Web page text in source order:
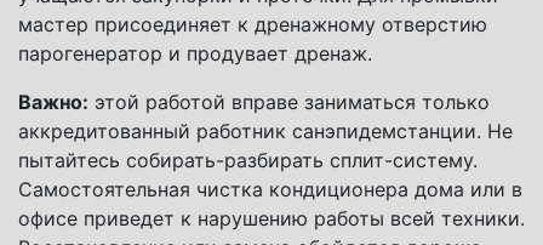
мастер присоединяет к дренажному отверстию
парогенератор и продувает дренаж.
Важно: этой работой вправе заниматься только
аккредитованный работник санэпидемстанции. Не
пытайтесь собирать-разбирать сплит-систему.
Самостоятельная чистка кондиционера дома или в
офисе приведет к нарушению работы всей техники.